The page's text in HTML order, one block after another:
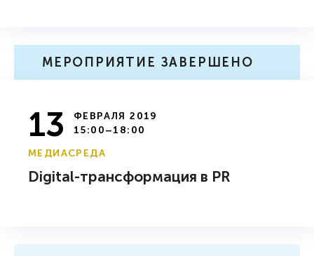
МЕРОПРИЯТИЕ ЗАВЕРШЕНО
13
ФЕВРАЛЯ 2019
15:00–18:00
МЕДИАСРЕДА
Digital-трансформация в PR